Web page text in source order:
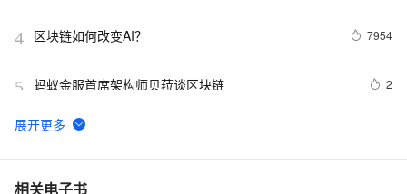
4 区块链如何改变AI？ 7954
5 蚂蚁金服首席架构师贝菈谈区块链 2
6
互联网巨头区块链，360区块猫怎么领取？区块猫上线时
7 BC之SC：区块链之智能合约——与传统合约的比较以及
相关电子书